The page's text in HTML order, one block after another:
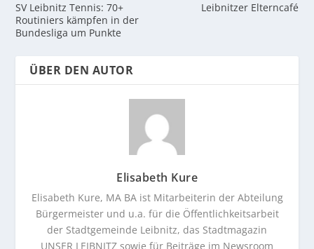
SV Leibnitz Tennis: 70+
Routiniers kämpfen in der
Bundesliga um Punkte
Leibnitzer Elterncafé
ÜBER DEN AUTOR
Elisabeth Kure
Elisabeth Kure, MA BA ist Mitarbeiterin der Abteilung
Bürgermeister und u.a. für die Öffentlichkeitsarbeit
der Stadtgemeinde Leibnitz, das Stadtmagazin
UNSER LEIBNITZ sowie für Beiträge im Newsroom